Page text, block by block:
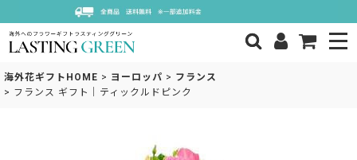
海外花ギフトHOME > ヨーロッパ > フランス
> フランス ギフト｜ティックルドピンク